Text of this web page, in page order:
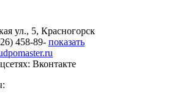
ул., 5, Красногорск
458-89- показать
Вконтакте